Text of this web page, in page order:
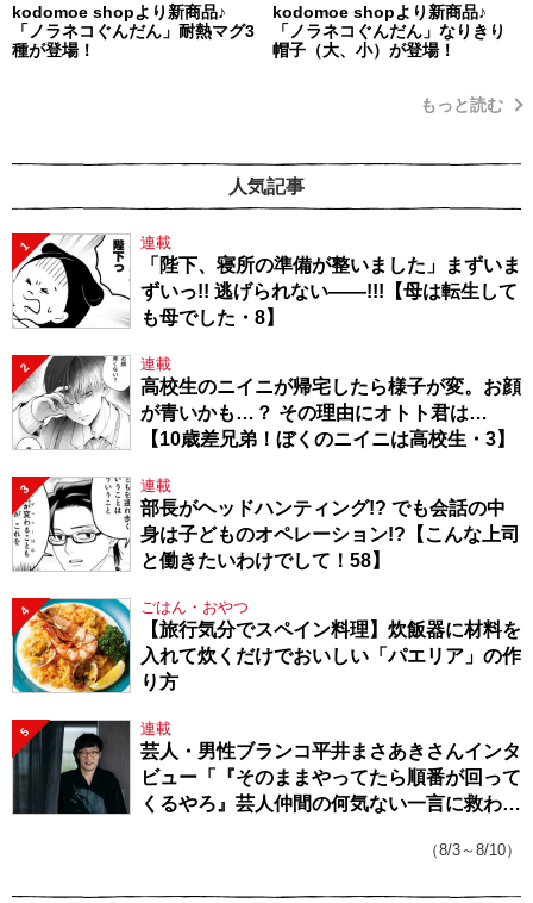
kodomoe shopより新商品♪
「ノラネコぐんだん」耐熱マグ3
種が登場！
kodomoe shopより新商品♪
「ノラネコぐんだん」なりきり
帽子（大、小）が登場！
もっと読む
人気記事
1 連載
「陛下、寝所の準備が整いました」まずいま
ずいっ!! 逃げられない――!!!【母は転生して
も母でした・8】
2 連載
高校生のニイニが帰宅したら様子が変。お顔
が青いかも…？ その理由にオトト君は…
【10歳差兄弟！ぼくのニイニは高校生・3】
3 連載
部長がヘッドハンティング!? でも会話の中
身は子どものオペレーション!?【こんな上司
と働きたいわけでして！58】
4 ごはん・おやつ
【旅行気分でスペイン料理】炊飯器に材料を
入れて炊くだけでおいしい「パエリア」の作
り方
5 連載
芸人・男性ブランコ平井まさあきさんインタ
ビュー「『そのままやってたら順番が回って
くるやろ』芸人仲間の何気ない一言に救われ
（8/3～8/10）